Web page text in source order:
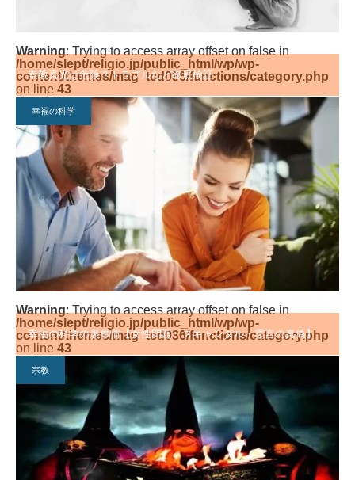
Warning: Trying to access array offset on false in
/home/slept/religio.jp/public_html/wp/wp-
content/themes/mag_tcd036/functions/category.php
on line 43
崇教真光は危険？トラブルなど徹底検証
Warning: Trying to access array offset on false in
/home/slept/religio.jp/public_html/wp/wp-
content/themes/mag_tcd036/functions/category.php
on line 43
幸福の科学
幸福の科学の裏事情【女性問題・スキャンダル・霊言の真偽】
宗教